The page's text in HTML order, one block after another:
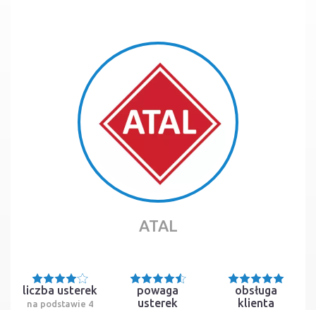
ATAL
liczba usterek
na podstawie 4
powaga
usterek
obsługa
klienta